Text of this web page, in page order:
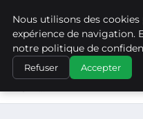
MEDIA EDGE
ACCUEIL
GESTION ET
INVESTISSEURS
Nous utilisons des
expérience de navigation.
notre politique de
Refuser Accepter